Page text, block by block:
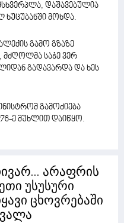
დაშავებულია
ხუცუბანში მოხდა.
გამო გზაზე
საჭე ვერ
გადავარდა და ხეს
გამოძიება
ე მუხლით დაიწყო.
არაფრის
უსუსური
ცხოვრებაში